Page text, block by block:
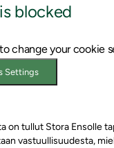
blocked
change your cookie
Settings
on tullut Stora Ensolle
vastuullisuudesta,